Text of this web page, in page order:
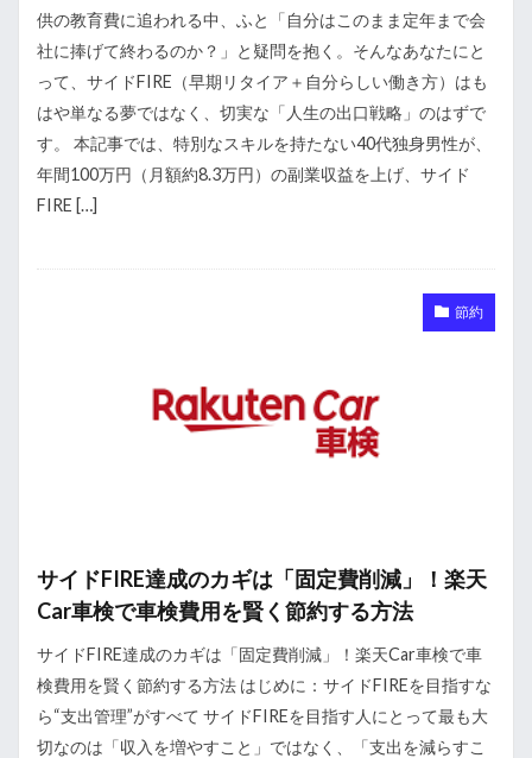
供の教育費に追われる中、ふと「自分はこのまま定年まで会
社に捧げて終わるのか？」と疑問を抱く。そんなあなたにと
って、サイドFIRE（早期リタイア＋自分らしい働き方）はも
はや単なる夢ではなく、切実な「人生の出口戦略」のはずで
す。 本記事では、特別なスキルを持たない40代独身男性が、
年間100万円（月額約8.3万円）の副業収益を上げ、サイド
FIRE […]
節約
サイドFIRE達成のカギは「固定費削減」！楽天
Car車検で車検費用を賢く節約する方法
サイドFIRE達成のカギは「固定費削減」！楽天Car車検で車
検費用を賢く節約する方法 はじめに：サイドFIREを目指すな
ら“支出管理”がすべて サイドFIREを目指す人にとって最も大
切なのは「収入を増やすこと」ではなく、「支出を減らすこ